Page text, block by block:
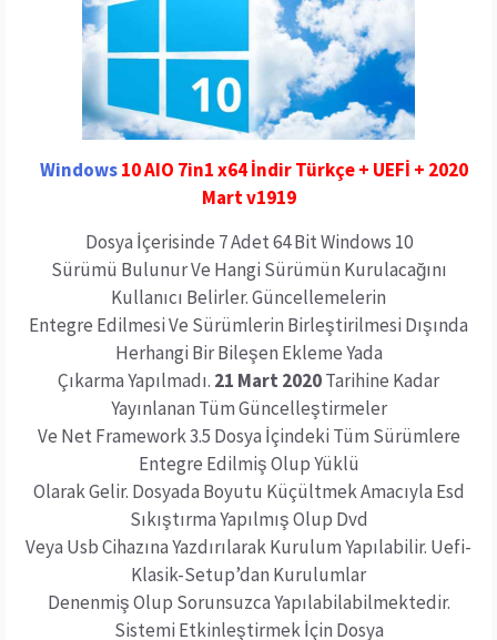
Windows10 AIO 7in1 x64 İndir Türkçe + UEFİ + 2020
Mart v1919
Dosya İçerisinde 7 Adet 64 Bit Windows 10
Sürümü Bulunur Ve Hangi Sürümün Kurulacağını
Kullanıcı Belirler. Güncellemelerin
Entegre Edilmesi Ve Sürümlerin Birleştirilmesi Dışında
Herhangi Bir Bileşen Ekleme Yada
Çıkarma Yapılmadı. 21 Mart 2020Tarihine Kadar
Yayınlanan Tüm Güncelleştirmeler
Ve Net Framework 3.5 Dosya İçindeki Tüm Sürümlere
Entegre Edilmiş Olup Yüklü
Olarak Gelir. Dosyada Boyutu Küçültmek Amacıyla Esd
Sıkıştırma Yapılmış Olup Dvd
Veya Usb Cihazına Yazdırılarak Kurulum Yapılabilir. Uefi-
Klasik-Setup’dan Kurulumlar
Denenmiş Olup Sorunsuzca Yapılabilabilmektedir.
Sistemi Etkinleştirmek İçin Dosya